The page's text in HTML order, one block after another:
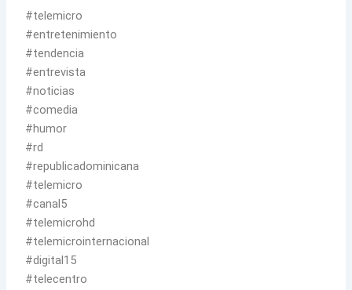
#telemicro
#entretenimiento
#tendencia
#entrevista
#noticias
#comedia
#humor
#rd
#republicadominicana
#telemicro
#canal5
#telemicrohd
#telemicrointernacional
#digital15
#telecentro